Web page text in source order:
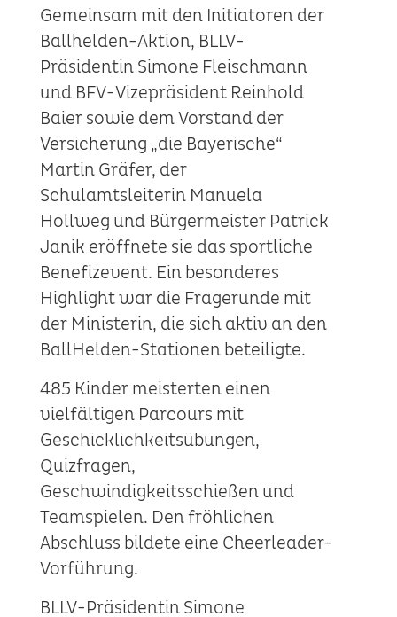
Gemeinsam mit den Initiatoren der
Ballhelden-Aktion, BLLV-
Präsidentin Simone Fleischmann
und BFV-Vizepräsident Reinhold
Baier sowie dem Vorstand der
Versicherung „die Bayerische“
Martin Gräfer, der
Schulamtsleiterin Manuela
Hollweg und Bürgermeister Patrick
Janik eröffnete sie das sportliche
Benefizevent. Ein besonderes
Highlight war die Fragerunde mit
der Ministerin, die sich aktiv an den
BallHelden-Stationen beteiligte.
485 Kinder meisterten einen
vielfältigen Parcours mit
Geschicklichkeitsübungen,
Quizfragen,
Geschwindigkeitsschießen und
Teamspielen. Den fröhlichen
Abschluss bildete eine Cheerleader-
Vorführung.
BLLV-Präsidentin Simone